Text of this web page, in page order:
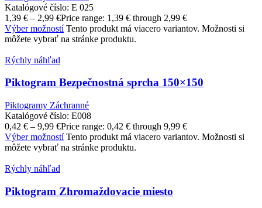
Katalógové číslo: E 025
1,39 € – 2,99 €Price range: 1,39 € through 2,99 €
Výber možností Tento produkt má viacero variantov. Možnosti si
môžete vybrať na stránke produktu.
Rýchly náhľad
Piktogram Bezpečnostná sprcha 150×150
Piktogramy Záchranné
Katalógové číslo: E008
0,42 € – 9,99 €Price range: 0,42 € through 9,99 €
Výber možností Tento produkt má viacero variantov. Možnosti si
môžete vybrať na stránke produktu.
Rýchly náhľad
Piktogram Zhromaždovacie miesto